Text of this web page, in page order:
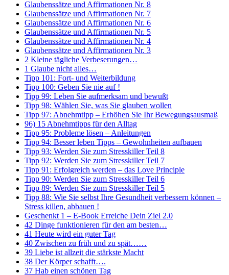
Glaubenssätze und Affirmationen Nr. 8
Glaubenssätze und Affirmationen Nr. 7
Glaubenssätze und Affirmationen Nr. 6
Glaubenssätze und Affirmationen Nr. 5
Glaubenssätze und Affirmationen Nr. 4
Glaubenssätze und Affirmationen Nr. 3
2 Kleine tägliche Verbeserungen…
1 Glaube nicht alles…
Tipp 101: Fort- und Weiterbildung
Tipp 100: Geben Sie nie auf !
Tipp 99: Leben Sie aufmerksam und bewußt
Tipp 98: Wählen Sie, was Sie glauben wollen
Tipp 97: Abnehmtipp – Erhöhen Sie Ihr Bewegungsausmaß
96) 15 Abnehmtipps für den Alltag
Tipp 95: Probleme lösen – Anleitungen
Tipp 94: Besser leben Tipps – Gewohnheiten aufbauen
Tipp 93: Werden Sie zum Stresskiller Teil 8
Tipp 92: Werden Sie zum Stresskiller Teil 7
Tipp 91: Erfolgreich werden – das Love Principle
Tipp 90: Werden Sie zum Stresskiller Teil 6
Tipp 89: Werden Sie zum Stresskiller Teil 5
Tipp 88: Wie Sie selbst Ihre Gesundheit verbessern können –
Stress killen, abbauen !
Geschenkt 1 – E-Book Erreiche Dein Ziel 2.0
42 Dinge funktionieren für den am besten…
41 Heute wird ein guter Tag
40 Zwischen zu früh und zu spät……
39 Liebe ist allzeit die stärkste Macht
38 Der Körper schafft….
37 Hab einen schönen Tag